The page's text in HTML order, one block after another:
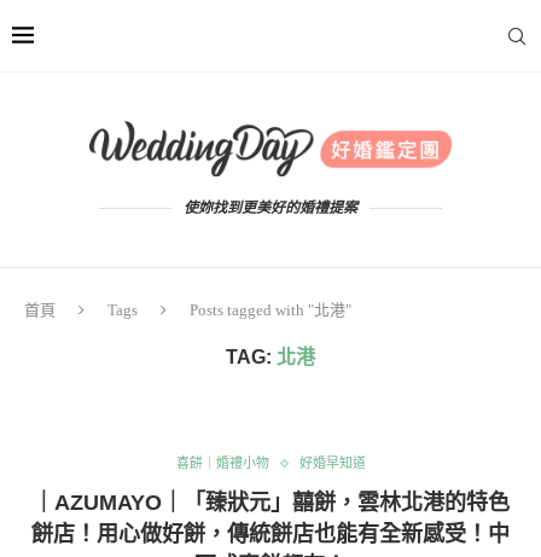
使妳找到更美好的婚禮提案
首頁 Tags Posts tagged with "北港"
TAG: 北港
喜餅｜婚禮小物 好婚早知道
｜AZUMAYO｜「臻狀元」囍餅，雲林北港的特色
餅店！用心做好餅，傳統餅店也能有全新感受！中